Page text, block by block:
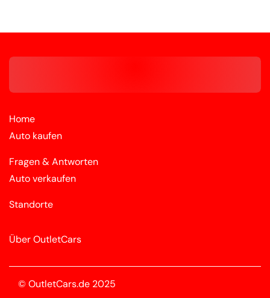
Home
Auto kaufen
Fragen & Antworten
Auto verkaufen
Standorte
Über OutletCars
© OutletCars.de 2025